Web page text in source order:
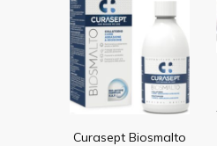
Curasept Biosmalto